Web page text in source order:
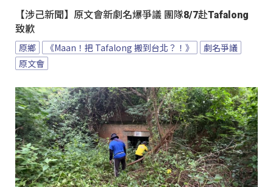
【涉己新聞】原文會新劇名爆爭議 團隊8/7赴Tafalong
致歉
原鄉 《Maan！把 Tafalong 搬到台北？！》
劇名爭議
原文會